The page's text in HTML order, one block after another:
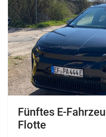
Fünftes E-
Flotte